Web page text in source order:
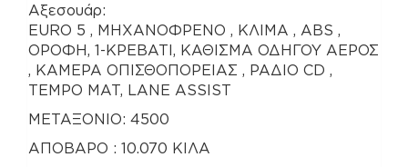
Αξεσουάρ:
EURO 5 , ΜΗΧΑΝΟΦΡΕΝΟ , ΚΛΙΜΑ , ΑΒS ,
ΟΡΟΦΗ, 1-ΚΡΕΒΑΤΙ, ΚΑΘΙΣΜΑ ΟΔΗΓΟΥ ΑΕΡΟΣ
, ΚΑΜΕΡΑ ΟΠΙΣΘΟΠΟΡΕΙΑΣ , ΡΑΔΙΟ CD ,
ΤΕΜPO MAT, LANE ASSIST
METAΞΟΝΙΟ: 4500
ΑΠΟΒΑΡΟ : 10.070 ΚΙΛΑ